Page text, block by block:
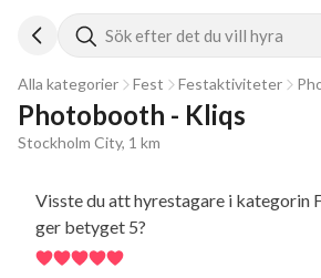
Sök efter det du vill hyra
Alla kategorier Fest Festaktiviteter
Photobooth - Kliqs
Stockholm City, 1 km
Visste du att hyrestagare i kategorin
ger betyget 5?